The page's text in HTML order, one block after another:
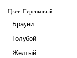
Цвет: Персиковый
Брауни
Голубой
Желтый